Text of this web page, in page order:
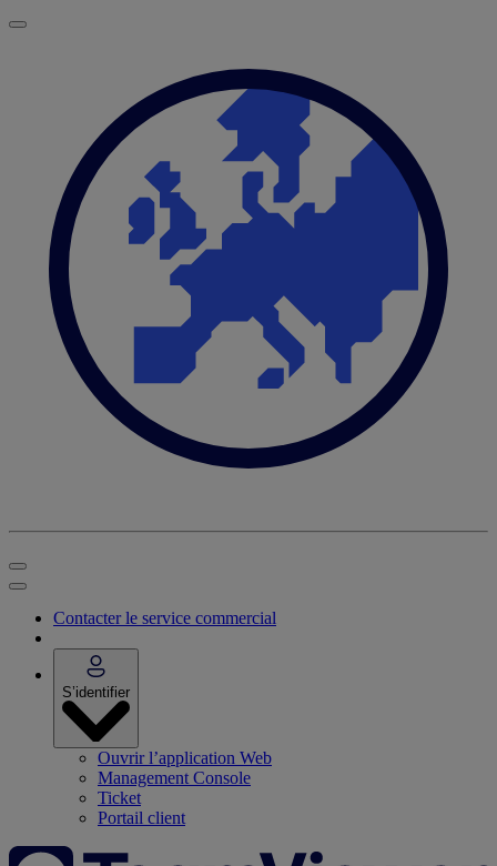
Contacter le service commercial
S’identifier
Ouvrir l’application Web
Management Console
Ticket
Portail client